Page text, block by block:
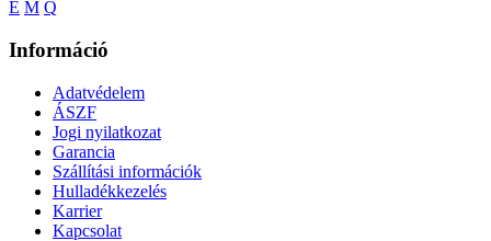
E M Q
Információ
Adatvédelem
ÁSZF
Jogi nyilatkozat
Garancia
Szállítási információk
Hulladékkezelés
Karrier
Kapcsolat